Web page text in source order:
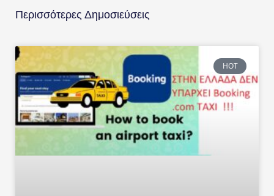
Περισσότερες Δημοσιεύσεις
HOT